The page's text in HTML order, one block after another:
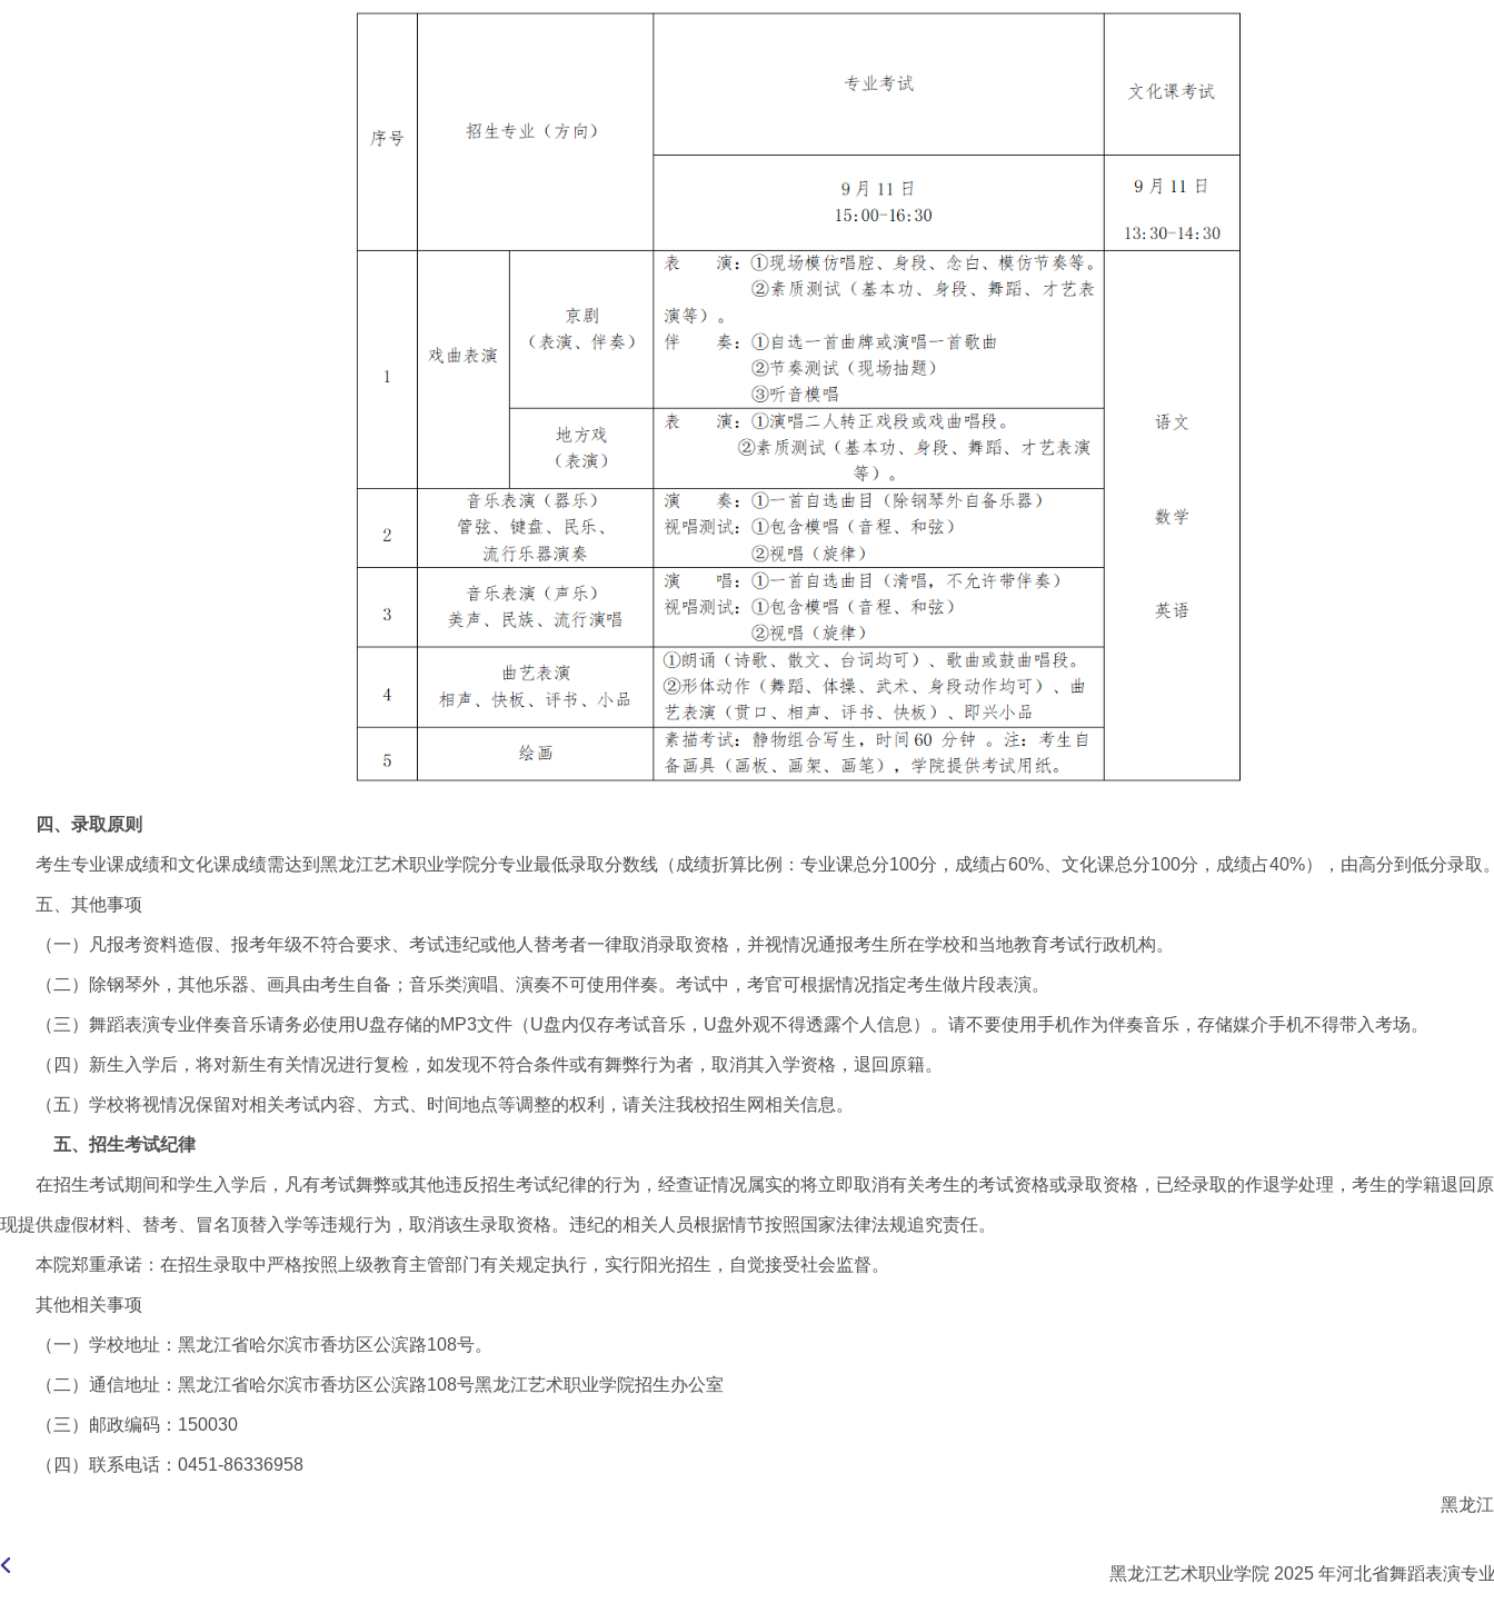
四、录取原则
考生专业课成绩和文化课成绩需达到黑龙江艺术职业学院分专业最低录取分数线（成绩折算比例：专业课总分100分，成绩占60%、文化课总分100分，成绩占40%），由高分到低分录取
五、其他事项
（一）凡报考资料造假、报考年级不符合要求、考试违纪或他人替考者一律取消录取资格，并视情况通报考生所在学校和当地教育考试行政机构。
（二）除钢琴外，其他乐器、画具由考生自备；音乐类演唱、演奏不可使用伴奏。考试中，考官可根据情况指定考生做片段表演。
（三）舞蹈表演专业伴奏音乐请务必使用U盘存储的MP3文件（U盘内仅存考试音乐，U盘外观不得透露个人信息）。请不要使用手机作为伴奏音乐，存储媒介手机不得带入考场。
（四）新生入学后，将对新生有关情况进行复检，如发现不符合条件或有舞弊行为者，取消其入学资格，退回原籍。
（五）学校将视情况保留对相关考试内容、方式、时间地点等调整的权利，请关注我校招生网相关信息。
五、招生考试纪律
在招生考试期间和学生入学后，凡有考试舞弊或其他违反招生考试纪律的行为，经查证情况属实的将立即取消有关考生的考试资格或录取资格，已经录取的作退学处理，考生的学籍退回
现提供虚假材料、替考、冒名顶替入学等违规行为，取消该生录取资格。违纪的相关人员根据情节按照国家法律法规追究责任。
本院郑重承诺：在招生录取中严格按照上级教育主管部门有关规定执行，实行阳光招生，自觉接受社会监督。
其他相关事项
（一）学校地址：黑龙江省哈尔滨市香坊区公滨路108号。
（二）通信地址：黑龙江省哈尔滨市香坊区公滨路108号黑龙江艺术职业学院招生办公室
（三）邮政编码：150030
（四）联系电话：0451-86336958
黑龙
黑龙江艺术职业学院 2025 年河北省舞蹈表演专